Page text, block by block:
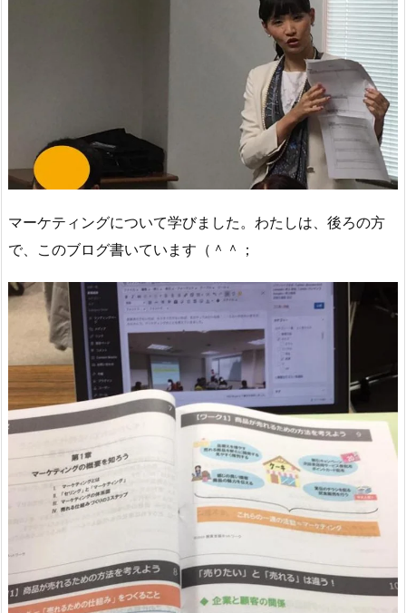
マーケティングについて学びました。わたしは、後ろの方
で、このブログ書いています（＾＾；